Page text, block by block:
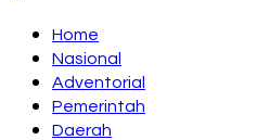
Home
Nasional
Adventorial
Pemerintah
Daerah